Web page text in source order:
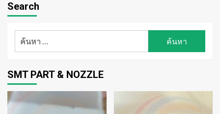
Search
ค้นหา
SMT PART & NOZZLE